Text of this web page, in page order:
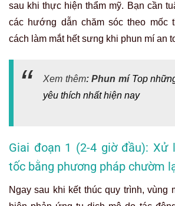
sau khi thực hiện thẩm mỹ. Bạn cần
các hướng dẫn chăm sóc theo mốc
cách làm mắt hết sưng khi phun mí an
Xem thêm: Phun mí Top
yêu thích nhất hiện nay
Giai đoạn 1 (2-4 giờ đầu): Xử
tốc bằng phương pháp chườm
Ngay sau khi kết thúc quy trình, vùng